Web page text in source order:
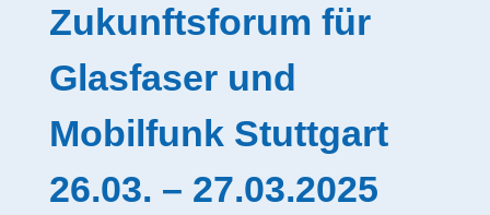
Zukunftsforum für
Glasfaser und
Mobilfunk Stuttgart
26.03. – 27.03.2025